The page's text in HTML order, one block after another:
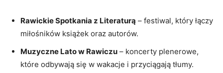
Rawickie Spotkania z Literaturą – festiwal, który łączy
miłośników książek oraz autorów.
Muzyczne Lato w Rawiczu – koncerty plenerowe,
które odbywają się w wakacje i przyciągają tłumy.